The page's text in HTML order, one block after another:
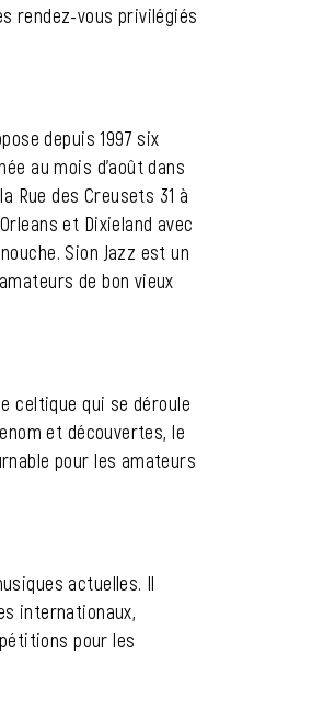
rendez-vous privilégiés
depuis 1997 six
au mois d’août dans
Rue des Creusets 31 à
et Dixieland avec
Sion Jazz est un
de bon vieux
celtique qui se déroule
et découvertes, le
pour les amateurs
actuelles. Il
internationaux,
pour les